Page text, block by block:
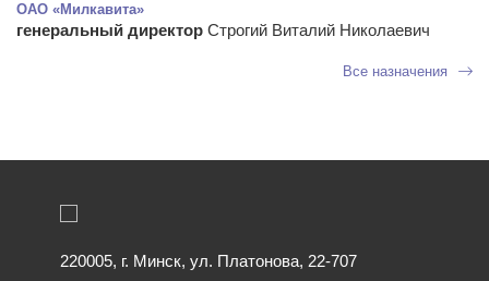
ОАО «Милкавита»
генеральный директор Строгий Виталий Николаевич
Все назначения
220005, г. Минск, ул. Платонова, 22-707